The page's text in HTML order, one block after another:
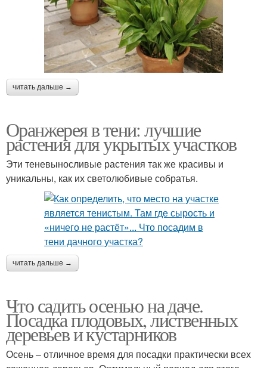
читать дальше →
Оранжерея в тени: лучшие
растения для укрытых участков
Эти теневыносливые растения так же красивы и
уникальны, как их светолюбивые собратья.
читать дальше →
Что садить осенью на даче.
Посадка плодовых, лиственных
деревьев и кустарников
Осень – отличное время для посадки практически всех